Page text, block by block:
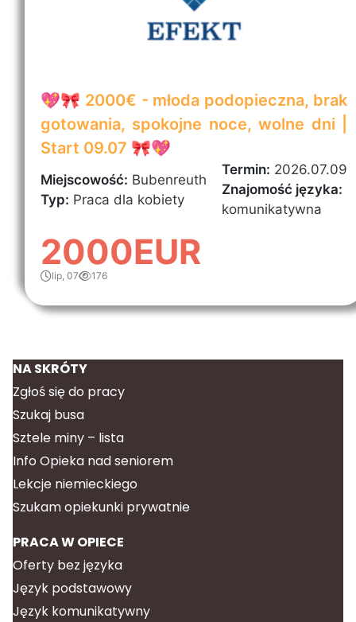
💖🎀 2000€ - młoda podopieczna, brak
gotowania, spokojne noce, wolne dni |
Start 09.07 🎀💖
Miejscowość: Bubenreuth
Typ: Praca dla kobiety
Termin: 2026.07.09
Znajomość języka:
komunikatywna
2000EUR
lip, 07 176
NA SKRÓTY
Zgłoś się do pracy
Szukaj busa
Sztele miny – lista
Info Opieka nad seniorem
Lekcje niemieckiego
Szukam opiekunki prywatnie
PRACA W OPIECE
Oferty bez języka
Język podstawowy
Język komunikatywny